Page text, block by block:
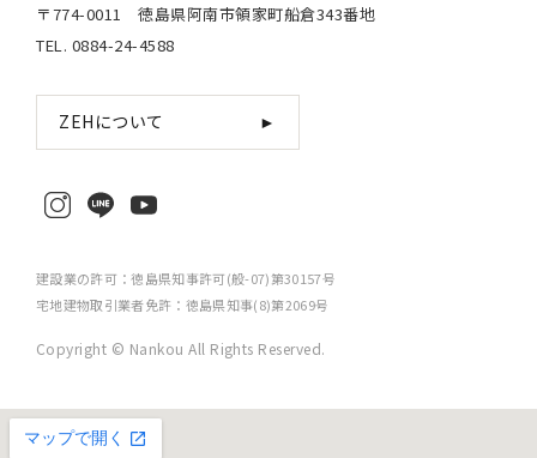
〒774-0011 徳島県阿南市領家町船倉343番地
TEL. 0884-24-4588
ZEHについて ►
建設業の許可：徳島県知事許可(般-07)第30157号
宅地建物取引業者免許：徳島県知事(8)第2069号
Copyright © Nankou All Rights Reserved.